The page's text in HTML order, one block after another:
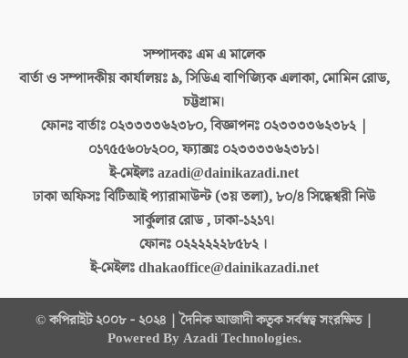
সম্পাদকঃএম এ মালেক
বার্তা ও সম্পাদকীয় কার্যালয়ঃ৯, সিডিএ বাণিজ্যিক এলাকা, মোমিন রোড,
চট্টগ্রাম।
ফোনঃ বার্তাঃ ০২৩৩৩৩৬২৩৮০, বিজ্ঞাপনঃ ০২৩৩৩৩৬২৩৮২ |
০১৭৫৫৬০৮২০০, ফ্যাক্সঃ ০২৩৩৩৩৬২৩৮১।
ই-মেইলঃazadi@dainikazadi.net
ঢাকা অফিসঃবিটিআই প্যারামাউন্ট (৩য় তলা), ৮০/৪ সিদ্ধেশ্বরী নিউ
সার্কুলার রোড , ঢাকা-১২১৭।
ফোনঃ ০২২২২২২৮৫৮২ ।
ই-মেইলঃdhakaoffice@dainikazadi.net
© কপিরাইট ২০০৮ - ২০২৪ | দৈনিক আজাদী কতৃক সর্বস্বত্ব সংরক্ষিত |
Powered By Azadi Technologies.